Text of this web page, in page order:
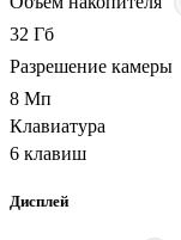
32 Гб
Разрешение камеры
8 Мп
Клавиатура
6 клавиш
Дисплей